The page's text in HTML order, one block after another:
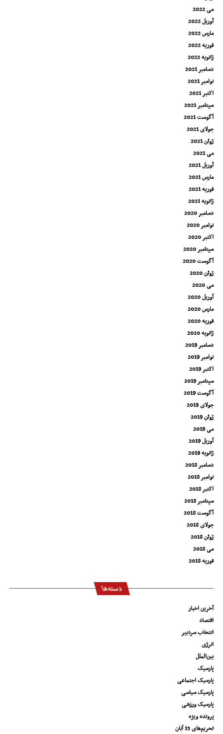
می 2022
آوریل 2022
مارس 2022
فوریه 2022
ژانویه 2022
دسامبر 2021
نوامبر 2021
اکتبر 2021
سپتامبر 2021
آگوست 2021
جولای 2021
ژوئن 2021
می 2021
آوریل 2021
مارس 2021
فوریه 2021
ژانویه 2021
دسامبر 2020
نوامبر 2020
اکتبر 2020
سپتامبر 2020
آگوست 2020
ژوئن 2020
می 2020
آوریل 2020
مارس 2020
فوریه 2020
ژانویه 2020
دسامبر 2019
نوامبر 2019
اکتبر 2019
سپتامبر 2019
آگوست 2019
جولای 2019
ژوئن 2019
می 2019
آوریل 2019
ژانویه 2019
دسامبر 2018
نوامبر 2018
اکتبر 2018
سپتامبر 2018
آگوست 2018
جولای 2018
ژوئن 2018
می 2018
فوریه 2018
دسته‌ها
آخرین اخبار
اقتصاد
انتخاب سردبیر
انرژی
بین‌الملل
پارسیک
پارسیک اجتماعی
پارسیک سیاسی
پارسیک ورزشی
پرونده ویژه
تحریم‌های 13 آبان